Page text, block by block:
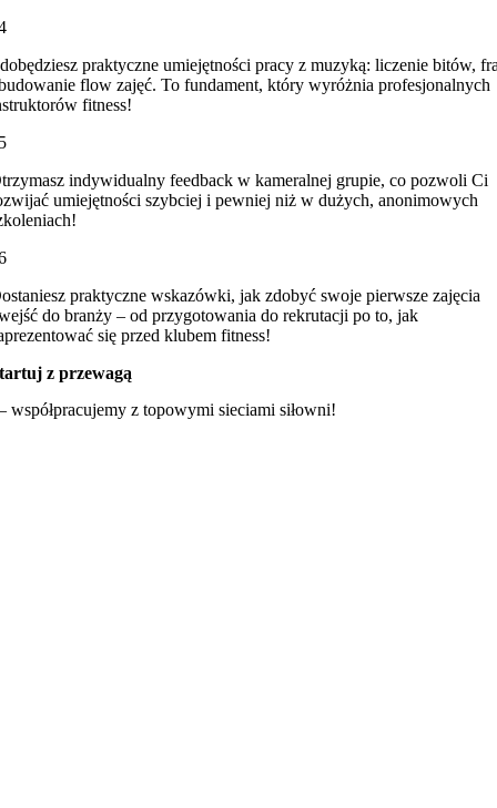
praktyczne umiejętności pracy z muzyką: liczenie bitów,
flow zajęć. To fundament, który wyróżnia profesjonalnych
fitness!
indywidualny feedback w kameralnej grupie, co pozwoli Ci
umiejętności szybciej i pewniej niż w dużych, anonimowych
praktyczne wskazówki, jak zdobyć swoje pierwsze zajęcia
do branży – od przygotowania do rekrutacji po to, jak
się przed klubem fitness!
z przewagą
z topowymi sieciami siłowni!